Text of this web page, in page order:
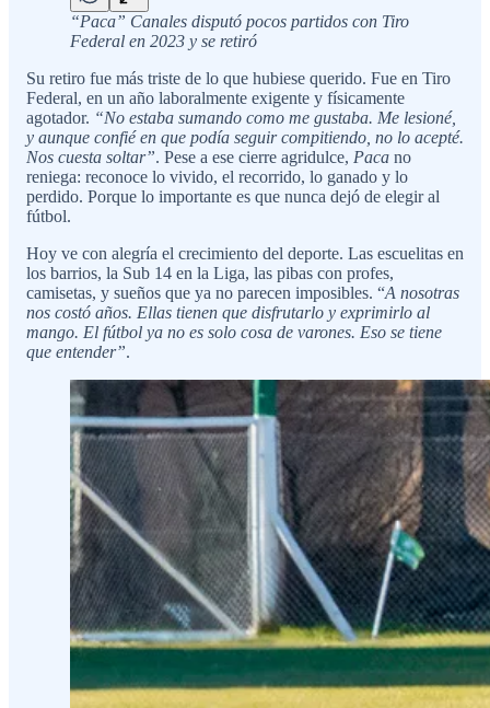
“Paca” Canales disputó pocos partidos con Tiro
Federal en 2023 y se retiró
Su retiro fue más triste de lo que hubiese querido. Fue en Tiro
Federal, en un año laboralmente exigente y físicamente
agotador. “No estaba sumando como me gustaba. Me lesioné,
y aunque confié en que podía seguir compitiendo, no lo acepté.
Nos cuesta soltar”. Pese a ese cierre agridulce, Paca no
reniega: reconoce lo vivido, el recorrido, lo ganado y lo
perdido. Porque lo importante es que nunca dejó de elegir al
fútbol.
Hoy ve con alegría el crecimiento del deporte. Las escuelitas en
los barrios, la Sub 14 en la Liga, las pibas con profes,
camisetas, y sueños que ya no parecen imposibles. “A nosotras
nos costó años. Ellas tienen que disfrutarlo y exprimirlo al
mango. El fútbol ya no es solo cosa de varones. Eso se tiene
que entender”.